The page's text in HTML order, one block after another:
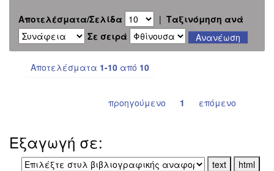
Αποτελέσματα/Σελίδα | Ταξινόμηση ανά
Σε σειρά
Αποτελέσματα 1-10 από 10
προηγούμενο 1 επόμενο
Εξαγωγή σε: